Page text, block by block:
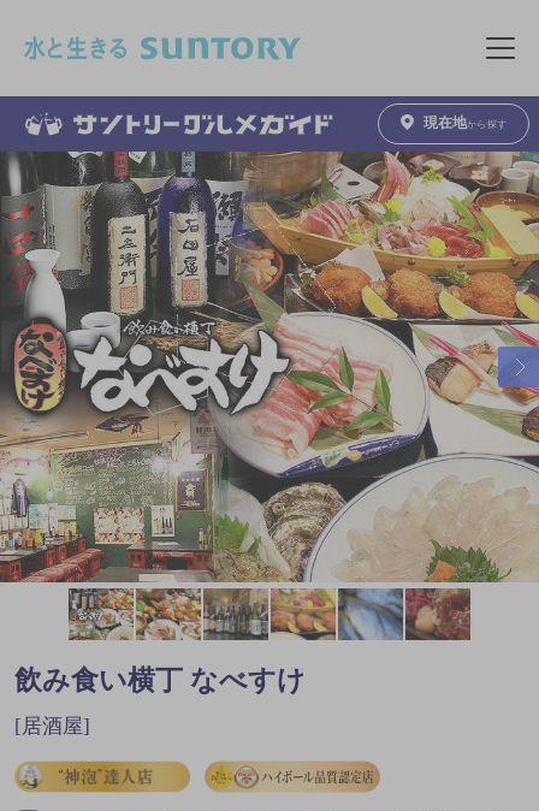
メニュ
現在地から探す
飲み食い横丁 なべすけ
[居酒屋]